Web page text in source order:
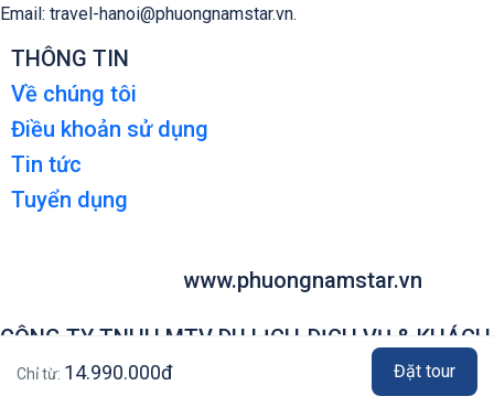
Chỉ từ: 14.990.000đ Đặt tour
Email: travel-hanoi@phuongnamstar.vn.
THÔNG TIN
Về chúng tôi
Điều khoản sử dụng
Tin tức
Tuyển dụng
www.phuongnamstar.vn
CÔNG TY TNHH MTV DU LỊCH-DỊCH VỤ & KHÁCH
SẠN PHƯƠNG NAM
Phú Nhuận, TP. Hồ Chí